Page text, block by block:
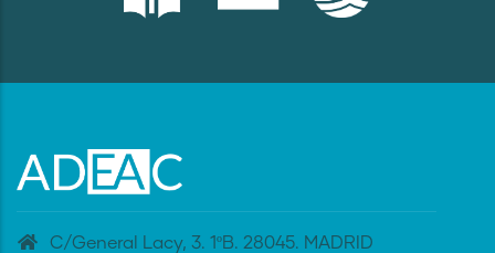
C/General Lacy, 3. 1ºB. 28045. MADRID